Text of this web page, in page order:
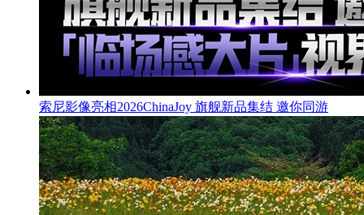
索尼影像亮相2026ChinaJoy 旗舰新品集结 邀你同游